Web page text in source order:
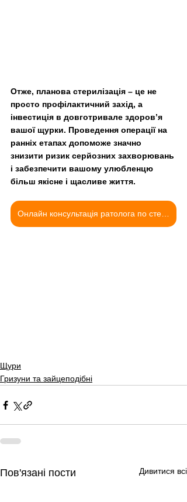
Отже, планова стерилізація – це не
просто профілактичний захід, а
інвестиція в довготривале здоров’я
вашої щурки. Проведення операції на
ранніх етапах допоможе значно
знизити ризик серйозних захворювань
і забезпечити вашому улюбленцю
більш якісне і щасливе життя.
Онлайн консультація ратолога по стерилізації
Щури
Гризуни та зайцеподібні
Пов'язані пости Дивитися всі